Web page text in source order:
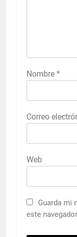
Nombre *
Correo
Web
Guarda mi
este